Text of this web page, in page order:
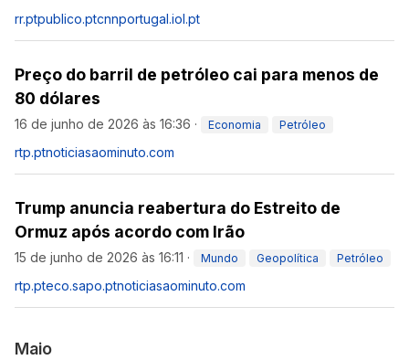
rr.ptpublico.ptcnnportugal.iol.pt
Preço do barril de petróleo cai para menos de
80 dólares
16 de junho de 2026 às 16:36 · Economia Petróleo
rtp.ptnoticiasaominuto.com
Trump anuncia reabertura do Estreito de
Ormuz após acordo com Irão
15 de junho de 2026 às 16:11 · Mundo Geopolítica Petróleo
rtp.pteco.sapo.ptnoticiasaominuto.com
Maio